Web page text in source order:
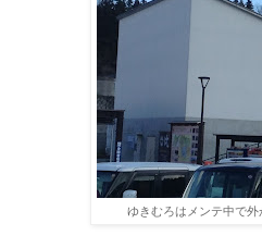
ゆきむろはメンテ中で外